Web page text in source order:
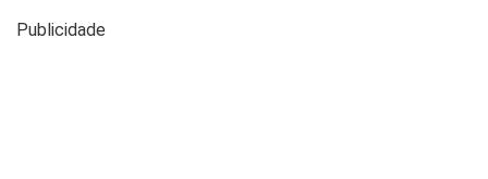
Publicidade